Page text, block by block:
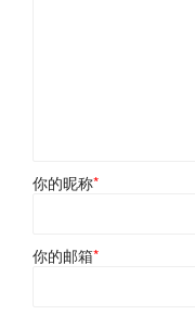
你的昵称*
你的邮箱*